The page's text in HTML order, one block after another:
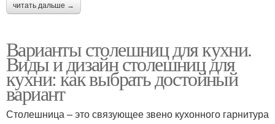
читать дальше →
Варианты столешниц для кухни.
Виды и дизайн столешниц для
кухни: как выбрать достойный
вариант
Столешница – это связующее звено кухонного гарнитура